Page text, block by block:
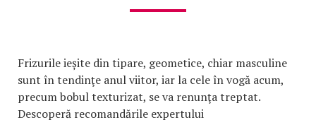
Frizurile ieșite din tipare, geometice, chiar masculine
sunt în tendinţe anul viitor, iar la cele în vogă acum,
precum bobul texturizat, se va renunţa treptat.
Descoperă recomandările expertului